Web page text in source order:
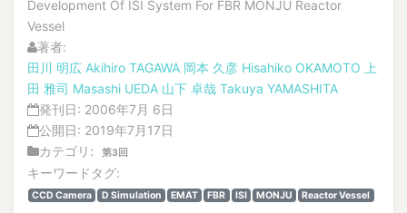
Development Of ISI System For FBR MONJU Reactor
Vessel
著者:
田川 明広 Akihiro TAGAWA 岡本 久彦 Hisahiko OKAMOTO
上
田 雅司 Masashi UEDA 山下 卓哉 Takuya YAMASHITA
発刊日: 2006年7月 6日
公開日: 2019年7月17日
カテゴリ:
第3回
キーワードタグ:
CCD Camera D Simulation EMAT FBR ISI MONJU Reactor Vessel